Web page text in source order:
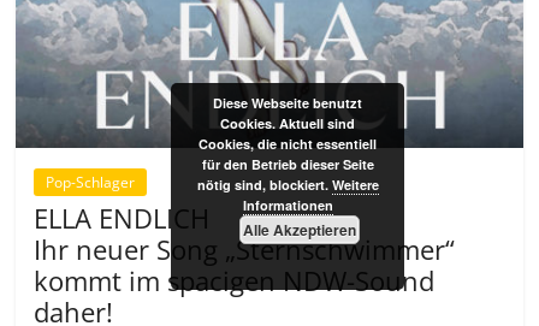
Pop-Schlager
ELLA ENDLICH
Ihr neuer Song „Sternschwimmer“
kommt im spacigen NDW-Sound
daher!
Diese Webseite benutzt
Cookies. Aktuell sind
Cookies, die nicht essentiell
für den Betrieb dieser Seite
nötig sind, blockiert. Weitere
Informationen
Alle Akzeptieren